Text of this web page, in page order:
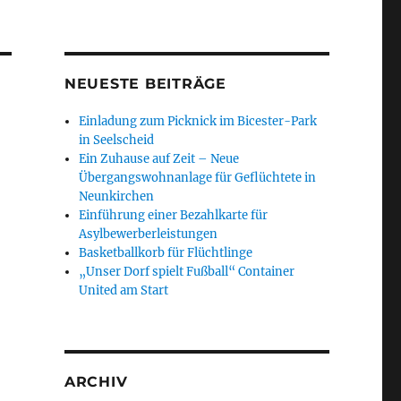
NEUESTE BEITRÄGE
Einladung zum Picknick im Bicester-Park
in Seelscheid
Ein Zuhause auf Zeit – Neue
Übergangswohnanlage für Geflüchtete in
Neunkirchen
Einführung einer Bezahlkarte für
Asylbewerberleistungen
Basketballkorb für Flüchtlinge
„Unser Dorf spielt Fußball“ Container
United am Start
ARCHIV